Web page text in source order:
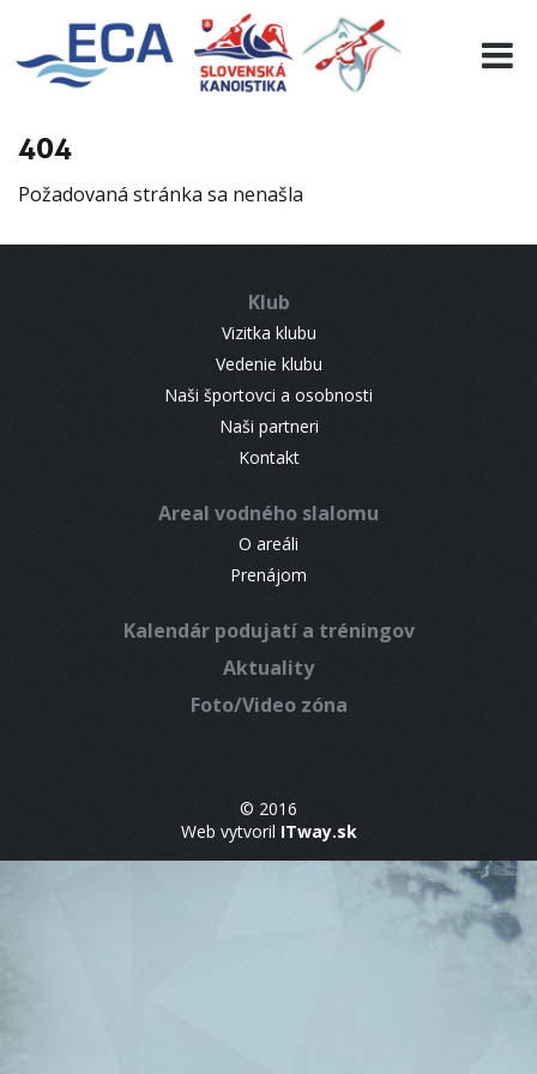
404
Požadovaná stránka sa nenašla
Klub
Vizitka klubu
Vedenie klubu
Naši športovci a osobnosti
Naši partneri
Kontakt
Areal vodného slalomu
O areáli
Prenájom
Kalendár podujatí a tréningov
Aktuality
Foto/Video zóna
© 2016
Web vytvoril ITway.sk
EURO 19
INFO
RESULTS
CONTACT